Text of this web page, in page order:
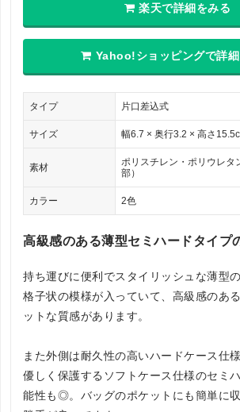
楽天で詳細をみる
Yahoo!ショッピングで詳
タイプ 片口差込式
サイズ 幅6.7 × 奥行3.2 × 高さ
素材
ポリスチレン・ポリウレタ
部）
カラー 2色
高級感のある薄型セミハードタイプ
持ち運びに便利でスタイリッシュな薄型
格子状の模様が入っていて、高級感のあ
ットな質感があります。
また外側は耐久性の高いハードケース仕
優しく保護するソフトケース仕様のセミ
能性も◎。バッグのポケットにも簡単に